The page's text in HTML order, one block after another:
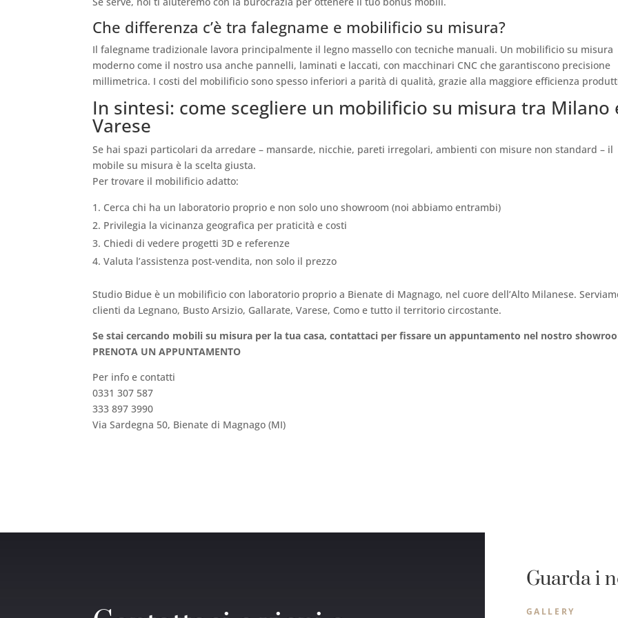
Che differenza c’è tra falegname e mobilificio su misura?
Il falegname tradizionale lavora principalmente il legno massello con tecniche manuali. Un mobilificio su misura
moderno come il nostro usa anche pannelli, laminati e laccati, con macchinari CNC che garantiscono precisione
millimetrica. I costi del mobilificio sono spesso inferiori a parità di qualità, grazie alla maggiore efficienza
In sintesi: come scegliere un mobilificio su misura tra Milano
Varese
Se hai spazi particolari da arredare – mansarde, nicchie, pareti irregolari, ambienti con misure non standard – il
mobile su misura è la scelta giusta.
Per trovare il mobilificio adatto:
Cerca chi ha un laboratorio proprio e non solo uno showroom (noi abbiamo entrambi)
Privilegia la vicinanza geografica per praticità e costi
Chiedi di vedere progetti 3D e referenze
Valuta l’assistenza post-vendita, non solo il prezzo
Studio Bidue è un mobilificio con laboratorio proprio a Bienate di Magnago, nel cuore dell’Alto Milanese.
clienti da Legnano, Busto Arsizio, Gallarate, Varese, Como e tutto il territorio circostante.
Se stai cercando mobili su misura per la tua casa, contattaci per fissare un appuntamento nel nostro
PRENOTA UN APPUNTAMENTO
Per info e contatti
0331 307 587
333 897 3990
Via Sardegna 50, Bienate di Magnago (MI)
Guarda i
GALLERY